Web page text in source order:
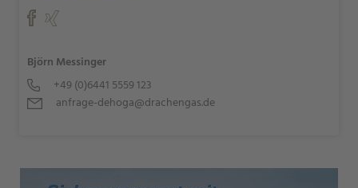
Björn Messinger
+49 (0)6441 5559 123
anfrage-dehoga@drachengas.de